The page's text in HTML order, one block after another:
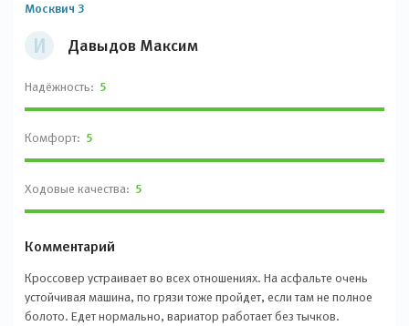
И Давыдов Максим
Москвич 3
Надёжность: 5
Комфорт: 5
Ходовые качества: 5
Комментарий
Кроссовер устраивает во всех отношениях. На асфальте очень
устойчивая машина, по грязи тоже пройдет, если там не полное
болото. Едет нормально, вариатор работает без тычков.